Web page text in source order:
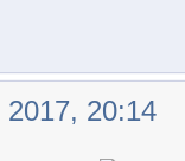
20:14